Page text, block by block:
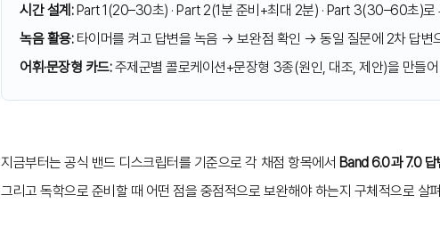
시간 설계:Part 1(20–30초) · Part 2(1분 준비+최대 2분) · Part 3(30–60초)로
녹음 활용:타이머를 켜고 답변을 녹음 → 보완점 확인 → 동일 질문에 2차 답변
어휘·문장형 카드:주제군별 콜로케이션+문장형 3종(원인, 대조, 제안)을 만들어
지금부터는 공식 밴드 디스크립터를 기준으로 각 채점 항목에서 Band 6.0과 7.0 답
그리고 독학으로 준비할 때 어떤 점을 중점적으로 보완해야 하는지 구체적으로 살